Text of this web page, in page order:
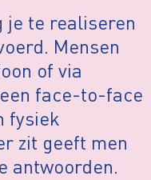
je te realiseren
Mensen
of via
face-to-face
fysiek
zit geeft men
antwoorden.